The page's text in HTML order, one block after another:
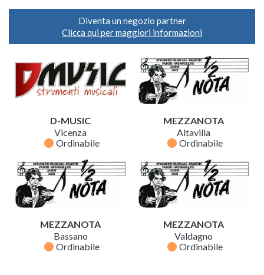
Diventa un negozio partner
Clicca qui per maggiori informazioni
D-MUSIC
Vicenza
fiber_manual_record Ordinabile
MEZZANOTA
Altavilla
fiber_manual_record Ordinabile
MEZZANOTA
Bassano
fiber_manual_record Ordinabile
MEZZANOTA
Valdagno
fiber_manual_record Ordinabile